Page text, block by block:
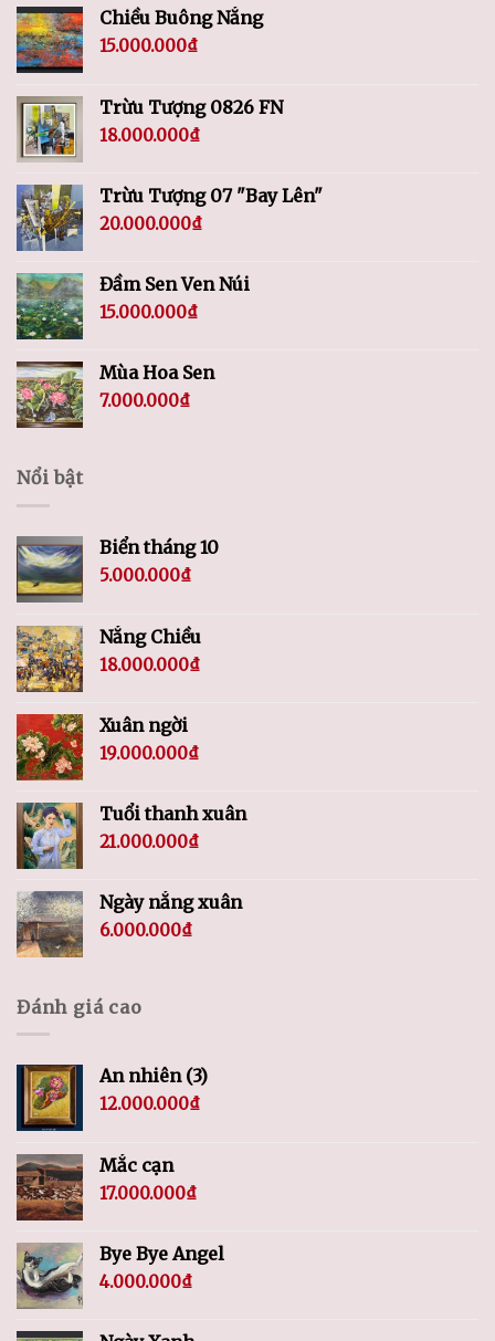
Chiều Buông Nắng
15.000.000₫
Trừu Tượng 0826 FN
18.000.000₫
Trừu Tượng 07 "Bay Lên"
20.000.000₫
Đầm Sen Ven Núi
15.000.000₫
Mùa Hoa Sen
7.000.000₫
Nổi bật
Biển tháng 10
5.000.000₫
Nắng Chiều
18.000.000₫
Xuân ngời
19.000.000₫
Tuổi thanh xuân
21.000.000₫
Ngày nắng xuân
6.000.000₫
Đánh giá cao
An nhiên (3)
12.000.000₫
Mắc cạn
17.000.000₫
Bye Bye Angel
4.000.000₫